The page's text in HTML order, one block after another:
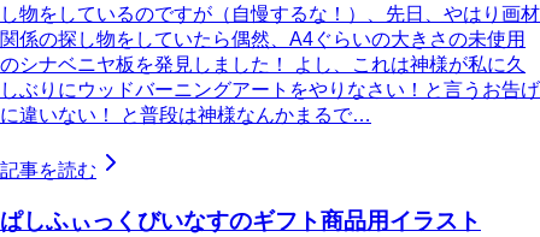
し物をしているのですが（自慢するな！）、先日、やはり画材
関係の探し物をしていたら偶然、A4ぐらいの大きさの未使用
のシナベニヤ板を発見しました！ よし、これは神様が私に久
しぶりにウッドバーニングアートをやりなさい！と言うお告げ
に違いない！ と普段は神様なんかまるで…
記事を読む
ぱしふぃっくびいなすのギフト商品用イラスト